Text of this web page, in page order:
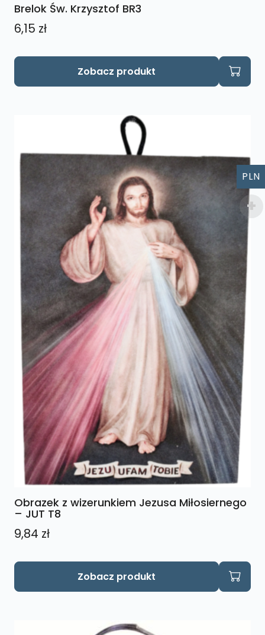
Brelok Św. Krzysztof BR3
6,15 zł
Zobacz produkt
Obrazek z wizerunkiem Jezusa Miłosiernego
– JUT T8
9,84 zł
Zobacz produkt
PLN